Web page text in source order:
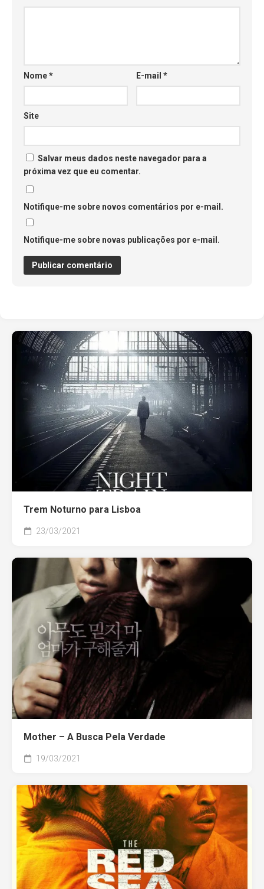
Nome* E-mail*
Site
Salvar meus dados neste navegador para a
próxima vez que eu comentar.
Notifique-me sobre novos comentários por e-mail.
Notifique-me sobre novas publicações por e-mail.
Trem Noturno para Lisboa
23/03/2021
Mother – A Busca Pela Verdade
19/03/2021